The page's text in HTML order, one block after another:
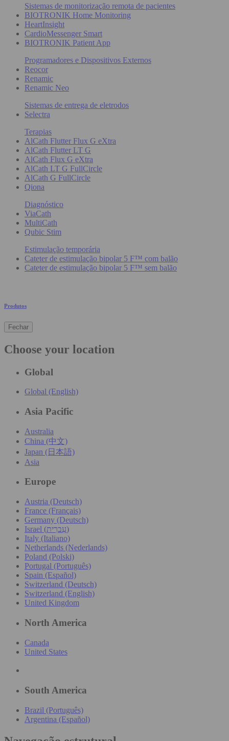
Sistemas de monitorização remota de pacientes
BIOTRONIK Home Monitoring
HeartInsight
CardioMessenger Smart
BIOTRONIK Patient App
Programadores e Dispositivos Externos
Reocor
Renamic
Renamic Neo
Sistemas de entrega de eletrodos
Selectra
Terapias
AlCath Flutter Flux G eXtra
AlCath Flutter LT G
AlCath Flux G eXtra
AlCath LT G FullCircle
AlCath G FullCircle
Qiona
Diagnóstico
ViaCath
MultiCath
Qubic Stim
Estimulação temporária
Cateter de estimulação bipolar 5 F™ com balão
Cateter de estimulação bipolar 5 F™ sem balão
Produtos
Fechar
Choose your location
Global
Global (English)
Asia Pacific
Australia
China (中文)
Japan (日本語)
Asia
Europe
Austria (Deutsch)
France (Français)
Germany (Deutsch)
Israel (עִברִית)
Italy (Italiano)
Netherlands (Nederlands)
Poland (Polski)
Portugal (Português)
Spain (Español)
Switzerland (Deutsch)
Switzerland (English)
United Kingdom
North America
Canada
United States
South America
Brazil (Português)
Argentina (Español)